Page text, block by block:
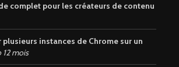
complet pour les créateurs de contenu
instances de Chrome sur un
12 mois